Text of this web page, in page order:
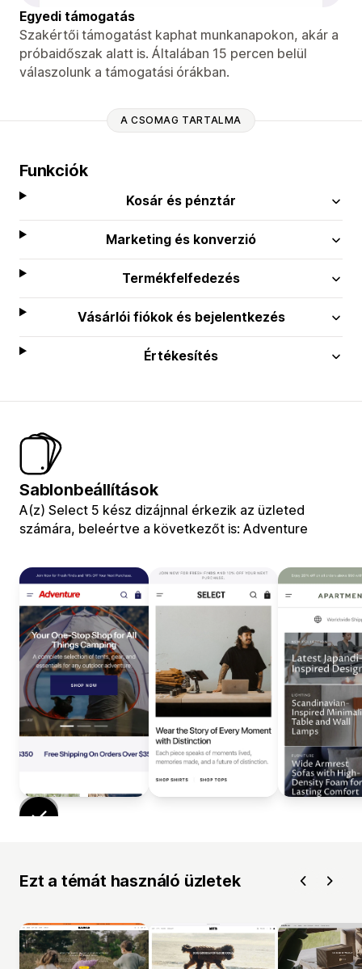
Egyedi támogatás
Szakértői támogatást kaphat munkanapokon, akár a
próbaidőszak alatt is. Általában 15 percen belül
válaszolunk a támogatási órákban.
A CSOMAG TARTALMA
Funkciók
Kosár és pénztár
Marketing és konverzió
Termékfelfedezés
Vásárlói fiókok és bejelentkezés
Értékesítés
Sablonbeállítások
A(z) Select 5 kész dizájnnal érkezik az üzleted
számára, beleértve a következőt is: Adventure
Ezt a témát használó üzletek